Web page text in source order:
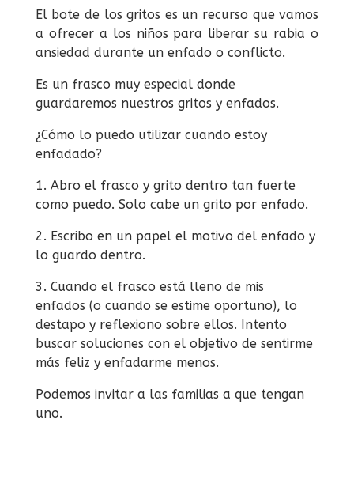
El bote de los gritos es un recurso que vamos
a ofrecer a los niños para liberar su rabia o
ansiedad durante un enfado o conflicto.
Es un frasco muy especial donde
guardaremos nuestros gritos y enfados.
¿Cómo lo puedo utilizar cuando estoy
enfadado?
1. Abro el frasco y grito dentro tan fuerte
como puedo. Solo cabe un grito por enfado.
2. Escribo en un papel el motivo del enfado y
lo guardo dentro.
3. Cuando el frasco está lleno de mis
enfados (o cuando se estime oportuno), lo
destapo y reflexiono sobre ellos. Intento
buscar soluciones con el objetivo de sentirme
más feliz y enfadarme menos.
Podemos invitar a las familias a que tengan
uno.